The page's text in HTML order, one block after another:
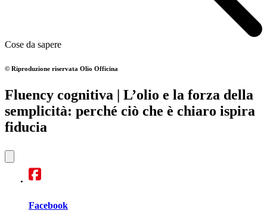
Cose da sapere
© Riproduzione riservata Olio Officina
Fluency cognitiva | L’olio e la forza della
semplicità: perché ciò che è chiaro ispira
fiducia
Facebook